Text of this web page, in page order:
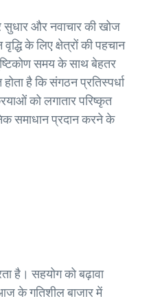
और नवाचार की खोज
के लिए क्षेत्रों की पहचान
समय के साथ बेहतर
है कि संगठन प्रतिस्पर्धा
को लगातार परिष्कृत
समाधान प्रदान करने के
है। सहयोग को बढ़ावा
के गतिशील बाजार में